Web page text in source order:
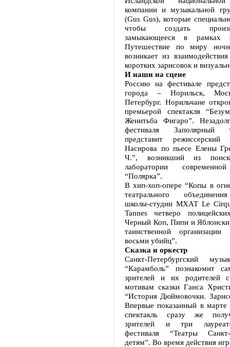
компании и музыкальной
(Gus Gus), которые
чтобы создать
замыкающееся в рамках
Путешествие по миру
возникает из
коротких зарисовок и
И наши на сцене
Россию на фестивале
города – Норильск,
Петербург. Норильчане
премьерой спектакля
Женитьба Фигаро”.
фестиваля Заполярный
представит
Насирова по пьесе Елены
Ч.”, возникший из
лаборатории
“Полярка”.
В хип-хоп-опере “Копы в
театрального
школы-студии МХАТ Le
Tannes четверо
Черный Коп, Пипи и Яблонски
таинственной
восьми убийц”.
Сказка и оркестр
Санкт-Петербургский
“Карамболь” познакомит
зрителей и их родителей
мотивам сказки Ганса
“История Дюймовочки.
Впервые показанный в марте
спектакль сразу же
зрителей и три
фестиваля “Театры
детям”. Во время действия